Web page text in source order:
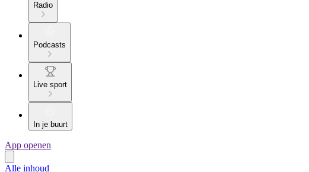
Radio
Podcasts
Live sport
In je buurt
App openen
Alle inhoud